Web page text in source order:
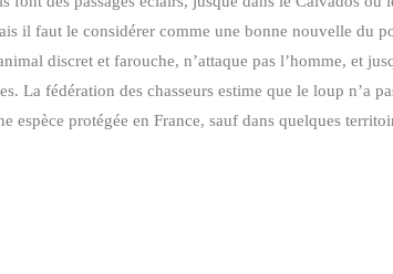
il faut le considérer comme une bonne nouvelle du
discret et farouche, n’attaque pas l’homme, et
La fédération des chasseurs estime que le loup n’a
protégée en France, sauf dans quelques